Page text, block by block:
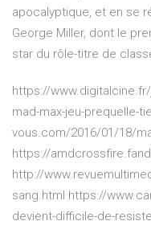
apocalyptique, et en se
George Miller, dont le
star du rôle-titre de
https://
mad-max-jeu-prequelle-
vous.com/2016/01/18/
https://
http://
sang.html https://
devient-difficile-de-